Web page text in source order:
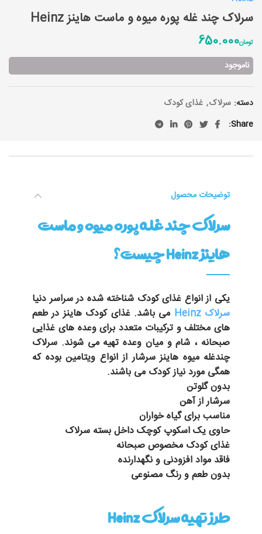
سرلاک چند غله پوره میوه و ماست هاینز Heinz
تومان650.000
ناموجود
دسته: سرلاک, غذای کودک
Share
توضیحات محصول
سرلاک چند غله پوره میوه و ماست
هاینز Heinz چیست؟
یکی از انواع غذای کودک شناخته شده در سراسر دنیا
سرلاک Heinz
می باشد.غذای کودک هاینزدرطعم
های مختلفو ترکیبات متعدد برای وعده های غذایی
صبحانه ، شامومیان وعدهتهیه می شوند. سرلاک
چندغله میوه هاینزسرشار از انواع ویتامین بوده که
همگی مورد نیاز کودک می باشند.
بدون گلوتن
سرشار از آهن
مناسب برای گیاه خواران
حاوی یک اسکوپ کوچک داخل بسته سرلاک
غذای کودک مخصوص صبحانه
فاقد مواد افزودنی و نگهدارنده
بدون طعم و رنگ مصنوعی
طرز تهیه سرلاک Heinz